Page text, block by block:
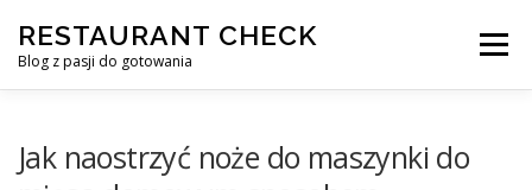
treści
RESTAURANT CHECK
Blog z pasji do gotowania
Menu
Jak naostrzyć noże do maszynki do